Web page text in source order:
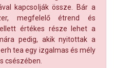
kapcsolják össze. Bár a
megfelelő étrend és
értékes része lehet a
pedig, akik nyitottak a
tea egy izgalmas és mély
csészében.